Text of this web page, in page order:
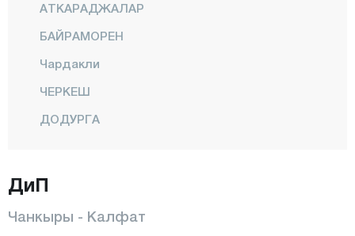
АТКАРАДЖАЛАР
БАЙРАМОРЕН
Чардакли
ЧЕРКЕШ
ДОДУРГА
КАЛФАТ
ДиП
Чанкыры - Калфат